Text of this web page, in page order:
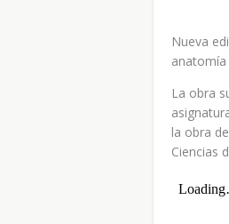
Nueva
La obra
la obra
Ciencias